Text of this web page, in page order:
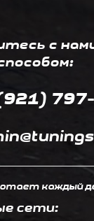
с
каждый
сети: